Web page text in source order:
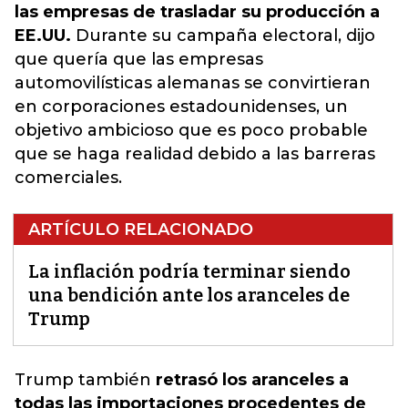
las empresas de trasladar su producción a
EE.UU. Durante su campaña electoral, dijo
que quería que las empresas
automovilísticas alemanas se convirtieran
en corporaciones estadounidenses, un
objetivo ambicioso que es poco probable
que se haga realidad debido a las barreras
comerciales.
ARTÍCULO RELACIONADO
La inflación podría terminar siendo
una bendición ante los aranceles de
Trump
Trump también retrasó los aranceles a
todas las importaciones procedentes de